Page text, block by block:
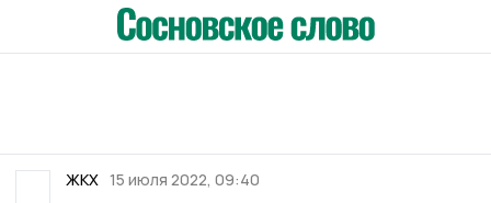
ЖКХ 15 июля 2022, 09:40